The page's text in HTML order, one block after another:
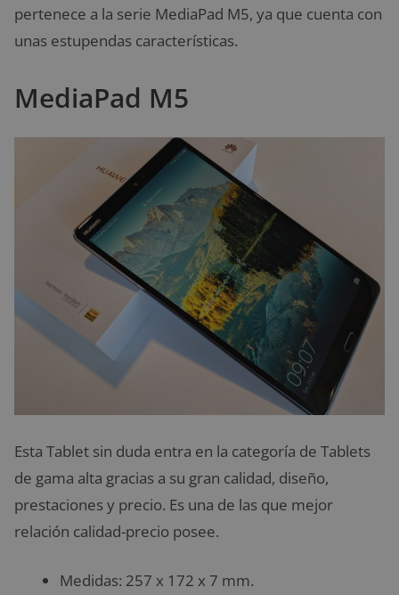
pertenece a la serie MediaPad M5, ya que cuenta con
unas estupendas características.
MediaPad M5
Esta Tablet sin duda entra en la categoría de Tablets
de gama alta gracias a su gran calidad, diseño,
prestaciones y precio. Es una de las que mejor
relación calidad-precio posee.
Medidas: 257 x 172 x 7 mm.